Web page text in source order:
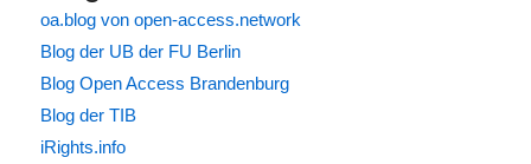
oa.blog von open-access.network
Blog der UB der FU Berlin
Blog Open Access Brandenburg
Blog der TIB
iRights.info